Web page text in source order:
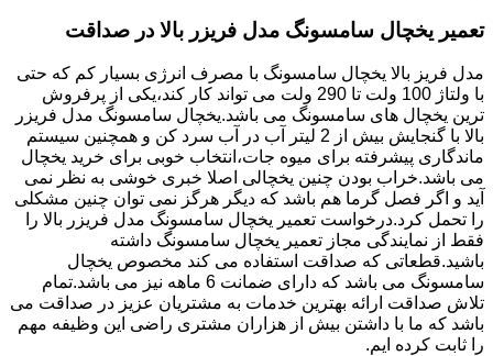
تعمیر یخچال سامسونگ مدل فریزر بالا در صداقت
مدل فریز بالا یخچال سامسونگ با مصرف انرژی بسیار کم که حتی
با ولتاژ 100 ولت تا 290 ولت می تواند کار کند،یکی از پرفروش
ترین یخچال های سامسونگ می باشد.یخچال سامسونگ مدل فریزر
بالا با گنجایش بیش از 2 لیتر آب در آب سرد کن و همچنین سیستم
ماندگاری پیشرفته برای میوه جات،انتخاب خوبی برای خرید یخچال
می باشد.خراب بودن چنین یخچالی اصلا خبری خوشی به نظر نمی
آید و اگر فصل گرما هم باشد که دیگر هرگز نمی توان چنین مشکلی
را تحمل کرد.درخواست تعمیر یخچال سامسونگ مدل فریزر بالا را
فقط از نمایندگی مجاز تعمیر یخچال سامسونگ داشته
باشید.قطعاتی که صداقت استفاده می کند مخصوص یخچال
سامسونگ می باشد که دارای ضمانت 6 ماهه نیز می باشد.تمام
تلاش صداقت ارائه بهترین خدمات به مشتریان عزیز در صداقت می
باشد که ما با داشتن بیش از هزاران مشتری راضی این وظیفه مهم
را ثابت کرده ایم.